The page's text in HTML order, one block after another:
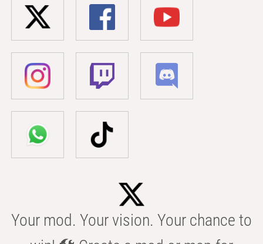
Your mod. Your vision. Your chance to